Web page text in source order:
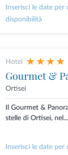
Inserisci le date per
disponibilità
Hotel
Gourmet &
Ortisei
Il Gourmet &
stelle di Ortisei, nel...
Inserisci le date per